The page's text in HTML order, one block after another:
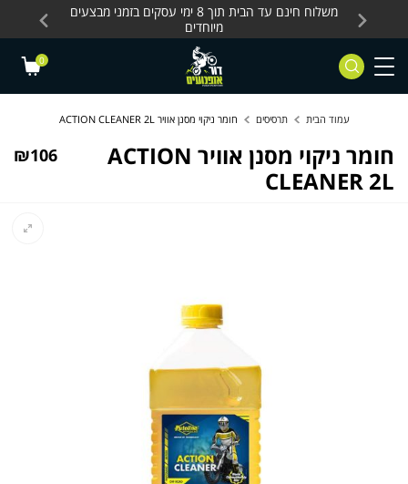
Skip to Content
Contact Us
כלים חשמליים
משלוח חינם עד הבית תוך 8 ימי עסקים בזמני מבצעים
מיוחדים
0
עמוד הבית תרסיסים חומר ניקוי מסנן אוויר ACTION CLEANER 2L
חומר ניקוי מסנן אוויר ACTION
CLEANER 2L
₪106